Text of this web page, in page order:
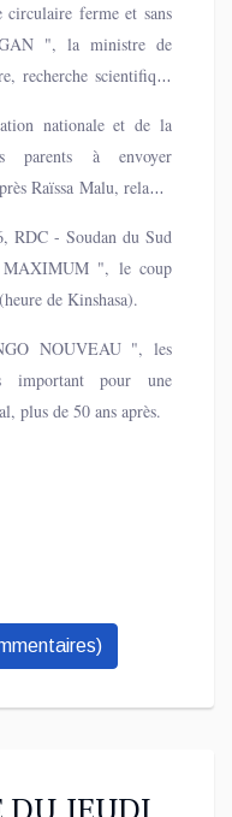
au Kasaï.
circulaire ferme et sans
", la ministre de
recherche scientifique
de l'année 2024-
est désormais reportée
au-delà de laquelle
nationale et de la
parents à envoyer
Raïssa Malu, relayée
enseignants ont déjà
de la RDC.
RDC - Soudan du Sud
MAXIMUM ", le coup
de Kinshasa).
NOUVEAU ", les
important pour une
plus de 50 ans après.